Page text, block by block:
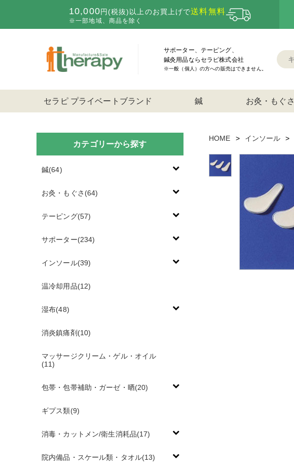
10,000円(税抜)以上のお買上げで送料無料
※一部地域、商品を除く
サポーター、テーピング、
鍼灸用品ならセラピ株式会社
※一般（個人）の方への販売はできません。
セラピ プライベートブランド 鍼 お灸・もぐさ
カテゴリーから探す
鍼(64)
お灸・もぐさ(64)
テーピング(57)
サポーター(234)
インソール(39)
温冷却用品(12)
湿布(48)
消炎鎮痛剤(10)
マッサージクリーム・ゲル・オイル
(11)
包帯・包帯補助・ガーゼ・晒(20)
ギプス類(9)
消毒・カットメン/衛生消耗品(17)
院内備品・スケール類・タオル(13)
HOME インソール